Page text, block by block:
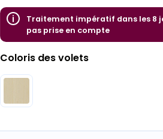
Traitement impératif dans les 8
pas prise en compte
Coloris des volets